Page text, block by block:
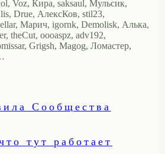
Voz, Кира, saksaul, Мульсик,
Drue, АлексКов, stil23,
Марич, igornk, Demolisk, Алька,
theCut, oooaspz, adv192,
Grigsh, Magog, Ломастер,
Сообщества
тут работает